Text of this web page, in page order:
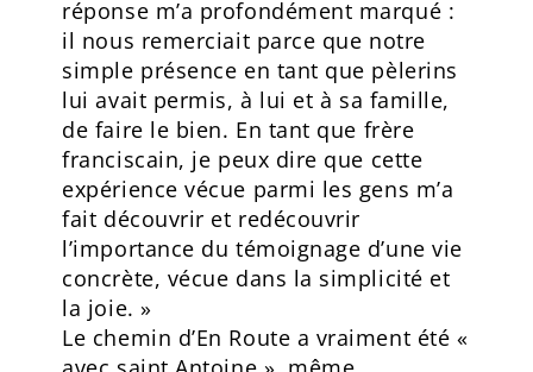
réponse m’a profondément marqué :
il nous remerciait parce que notre
simple présence en tant que pèlerins
lui avait permis, à lui et à sa famille,
de faire le bien. En tant que frère
franciscain, je peux dire que cette
expérience vécue parmi les gens m’a
fait découvrir et redécouvrir
l’importance du témoignage d’une vie
concrète, vécue dans la simplicité et
la joie. »
Le chemin d’En Route a vraiment été «